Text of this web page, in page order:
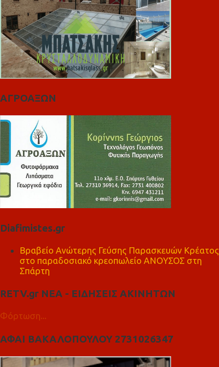
ΑΓΡΟΑΞΩΝ
Diafimistes.gr
Βραβείο Ανώτερης Γεύσης Παρασκευών Κρέατος
στο παραδοσιακό κρεοπωλείο ΑΝΟΥΣΟΣ στη
Σπάρτη
RETV.gr ΝΕΑ - ΕΙΔΗΣΕΙΣ ΑΚΙΝΗΤΩΝ
Φόρτωση...
ΑΦΑΙ ΒΑΚΑΛΟΠΟΥΛΟΥ 2731026347